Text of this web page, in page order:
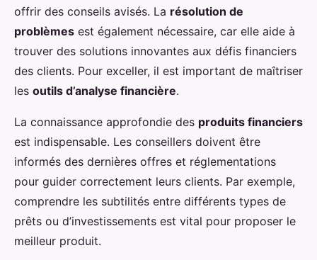
offrir des conseils avisés. La résolution de
problèmes est également nécessaire, car elle aide à
trouver des solutions innovantes aux défis financiers
des clients. Pour exceller, il est important de maîtriser
les outils d’analyse financière.
La connaissance approfondie des produits financiers
est indispensable. Les conseillers doivent être
informés des dernières offres et réglementations
pour guider correctement leurs clients. Par exemple,
comprendre les subtilités entre différents types de
prêts ou d’investissements est vital pour proposer le
meilleur produit.